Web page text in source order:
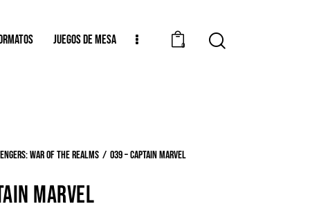
JUEGOS DE MESA 0
War of the Realms 039 – Captain Marvel
MARVEL